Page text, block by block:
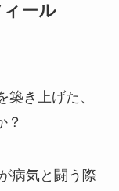
ール
き上げた、
？
病気と闘う際